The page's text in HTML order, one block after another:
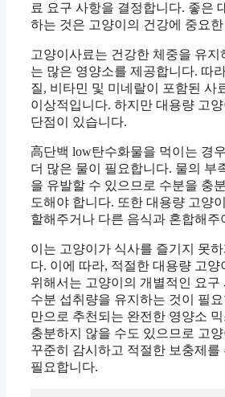
료 요구 사항을 결정합니다. 좋은
하는 것은 고양이의 건강에 중요
고양이사료는 건강한 체중을 유지
는 많은 영양소를 제공합니다. 따
질, 비타민 및 미네랄이 포함된 사
이상적입니다. 하지만 대용량 고양
단점이 있습니다.
高단백 low탄수화물을 먹이는 경
더 많은 물이 필요합니다. 물의 부
을 유발할 수 있으므로 수분을 충
도해야 합니다. 또한 대용량 고양
할해주거나 다른 음식과 혼합해주
이는 고양이가 식사를 즐기지 못
다. 이에 따라, 적절한 대용량 고양
위해서는 고양이의 개별적인 요구
수분 섭취량을 유지하는 것이 필
만으로 추천되는 완전한 영양소
충분하지 않을 수도 있으므로 고
꾸준히 감시하고 적절한 보충제를
필요합니다.